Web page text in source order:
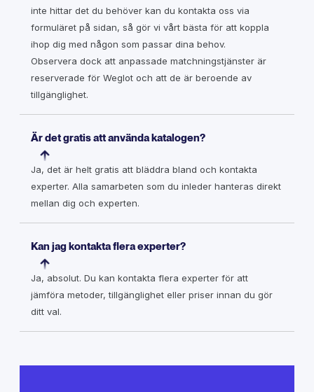
inte hittar det du behöver kan du kontakta oss via
formuläret på sidan, så gör vi vårt bästa för att koppla
ihop dig med någon som passar dina behov.
Observera dock att anpassade matchningstjänster är
reserverade för Weglot och att de är beroende av
tillgänglighet.
Är det gratis att använda katalogen?
Ja, det är helt gratis att bläddra bland och kontakta
experter. Alla samarbeten som du inleder hanteras direkt
mellan dig och experten.
Kan jag kontakta flera experter?
Ja, absolut. Du kan kontakta flera experter för att
jämföra metoder, tillgänglighet eller priser innan du gör
ditt val.